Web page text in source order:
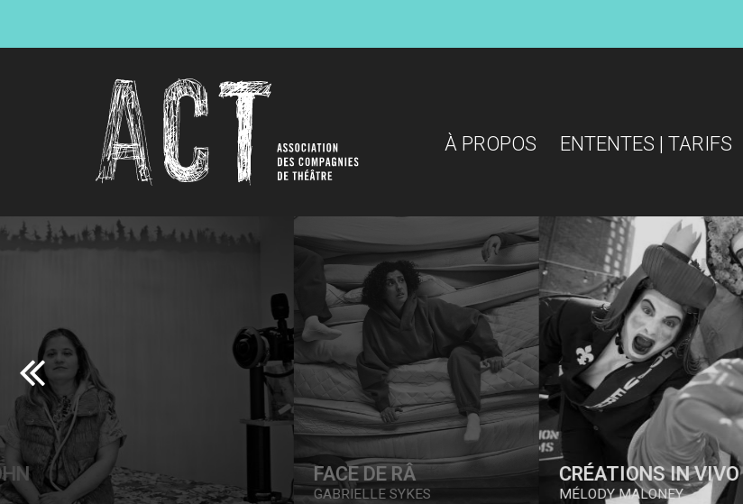
À PROPOS ENTENTES | TARIFS
FACE DE RÂ
GABRIELLE SYKES
CRÉATIONS IN VIVO
MÉLODY MALONEY